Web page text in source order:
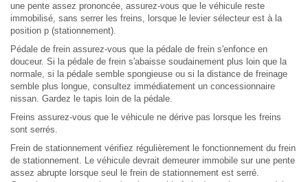
une pente assez prononcée, assurez-vous que le véhicule reste
immobilisé, sans serrer les freins, lorsque le levier sélecteur est à la
position p (stationnement).
Pédale de frein assurez-vous que la pédale de frein s'enfonce en
douceur. Si la pédale de frein s'abaisse soudainement plus loin que la
normale, si la pédale semble spongieuse ou si la distance de freinage
semble plus longue, consultez immédiatement un concessionnaire
nissan. Gardez le tapis loin de la pédale.
Freins assurez-vous que le véhicule ne dérive pas lorsque les freins
sont serrés.
Frein de stationnement vérifiez régulièrement le fonctionnement du frein
de stationnement. Le véhicule devrait demeurer immobile sur une pente
assez abrupte lorsque seul le frein de stationnement est serré.